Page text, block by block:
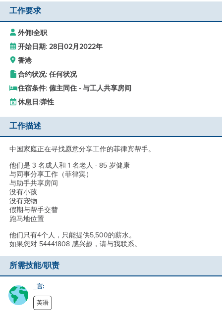
工作要求
外佣|全职
开始日期: 28日02月2022年
香港
合约状况: 任何状况
住宿条件: 僱主同住 - 与工人共享房间
休息日:弹性
工作描述
中国家庭正在寻找愿意分享工作的菲律宾帮手。
他们是 3 名成人和 1 名老人 - 85 岁健康
与同事分享工作（菲律宾）
与助手共享房间
没有小孩
没有宠物
假期与帮手交替
跑马地位置
他们只有4个人，只能提供5,500的薪水。
如果您对 54441808 感兴趣，请与我联系。
所需技能/职责
_言:
英语